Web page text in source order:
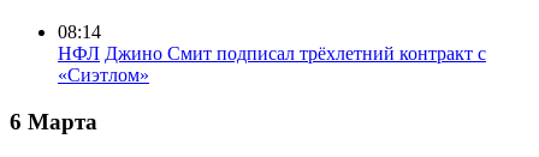
08:14
НФЛ Джино Смит подписал трёхлетний контракт с
«Сиэтлом»
6 Марта